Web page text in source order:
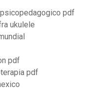
pdf
ukulele
pdf
pdf